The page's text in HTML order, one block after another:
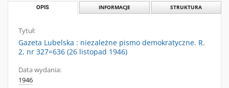
OPIS INFORMACJE STRUKTURA
Tytuł:
Gazeta Lubelska : niezależne pismo demokratyczne. R.
2, nr 327=636 (26 listopad 1946)
Data wydania:
1946